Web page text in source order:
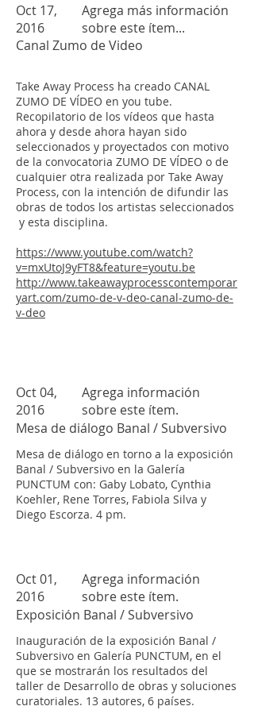
Oct 17,
2016
Agrega más información
sobre este ítem...
Canal Zumo de Video
Take Away Process ha creado CANAL
ZUMO DE VÍDEO en you tube.
Recopilatorio de los vídeos que hasta
ahora y desde ahora hayan sido
seleccionados y proyectados con motivo
de la convocatoria ZUMO DE VÍDEO o de
cualquier otra realizada por Take Away
Process, con la intención de difundir las
obras de todos los artistas seleccionados
y esta disciplina.
https://www.youtube.com/watch?
v=mxUtoJ9yFT8&feature=youtu.be
http://www.takeawayprocesscontemporar
yart.com/zumo-de-v-deo-canal-zumo-de-
v-deo
Oct 04,
2016
Agrega información
sobre este ítem.
Mesa de diálogo Banal / Subversivo
Mesa de diálogo en torno a la exposición
Banal / Subversivo en la Galería
PUNCTUM con: Gaby Lobato, Cynthia
Koehler, Rene Torres, Fabiola Silva y
Diego Escorza. 4 pm.
Oct 01,
2016
Agrega información
sobre este ítem.
Exposición Banal / Subversivo
Inauguración de la exposición Banal /
Subversivo en Galería PUNCTUM, en el
que se mostrarán los resultados del
taller de Desarrollo de obras y soluciones
curatoriales. 13 autores, 6 países.